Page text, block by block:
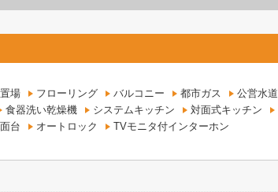
場 フローリング バルコニー 都市ガス 公営水道
食器洗い乾燥機 システムキッチン 対面式キッチン
台 オートロック TVモニタ付インターホン